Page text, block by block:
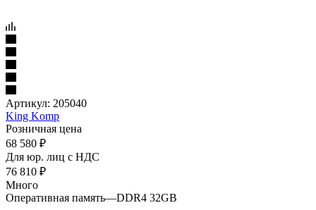
Артикул: 205040
King Komp
Розничная цена
68 580 ₽
Для юр. лиц c НДС
76 810 ₽
Много
Оперативная память—DDR4 32GB